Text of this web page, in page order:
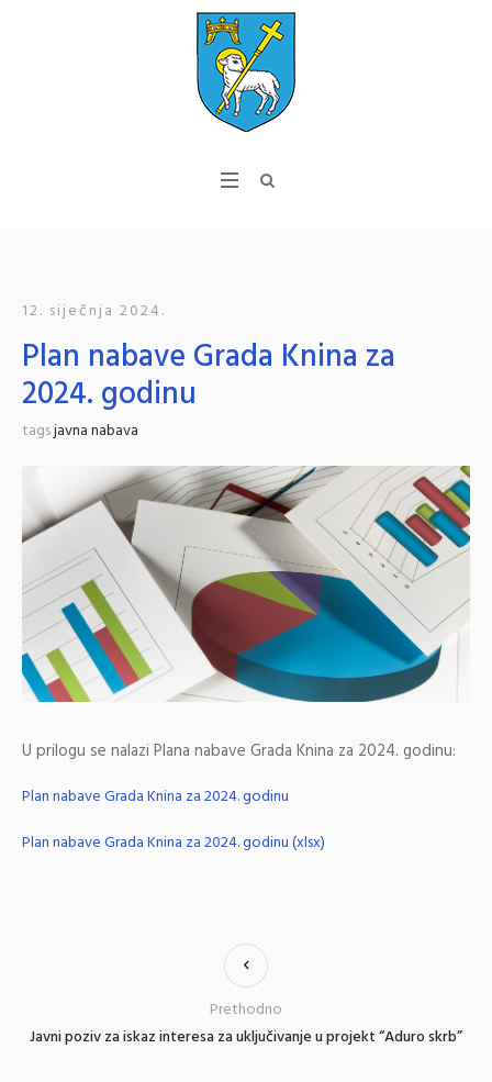
12. siječnja 2024.
Plan nabave Grada Knina za
2024. godinu
tagsjavna nabava
U prilogu se nalazi Plana nabave Grada Knina za 2024. godinu:
Plan nabave Grada Knina za 2024. godinu
Plan nabave Grada Knina za 2024. godinu (xlsx)
Javni poziv za iskaz interesa za uključivanje u projekt “Aduro skrb”
Prethodno